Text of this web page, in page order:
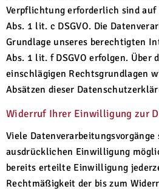
Verpflichtung erforderlich sind auf
Abs. 1 lit. c DSGVO. Die
Grundlage unseres berechtigten
Abs. 1 lit. f DSGVO erfolgen. Über
einschlägigen Rechtsgrundlagen
Absätzen dieser
Widerruf Ihrer Einwilligung zur
Viele
ausdrücklichen Einwilligung
bereits erteilte Einwilligung
Rechtmäßigkeit der bis zum